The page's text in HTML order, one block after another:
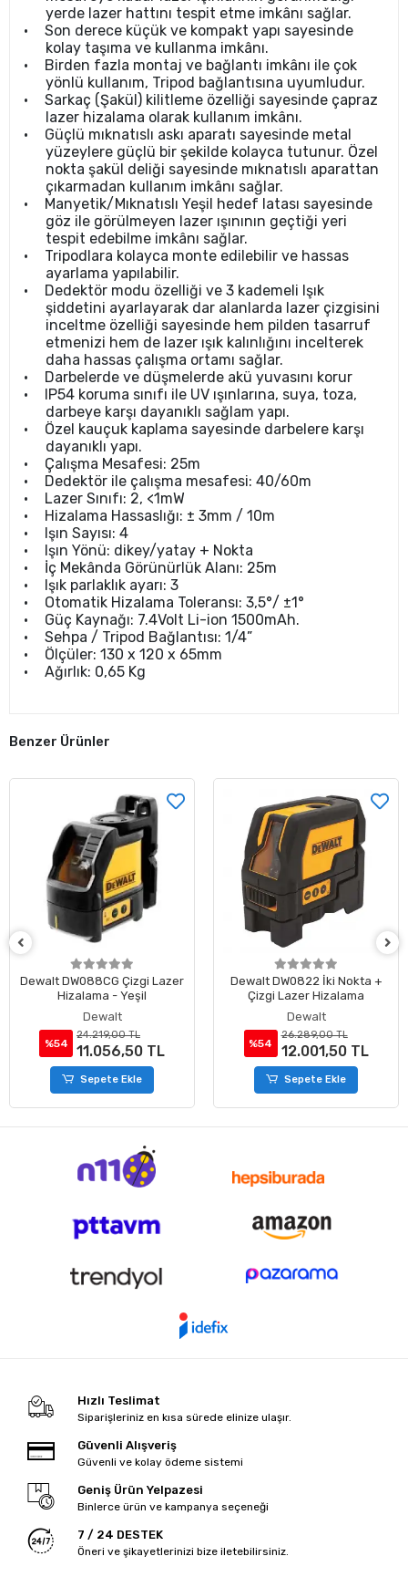
yerde lazer hattını tespit etme imkânı sağlar.
•
Son derece küçük ve kompakt yapı sayesinde
kolay taşıma ve kullanma imkânı.
•
Birden fazla montaj ve bağlantı imkânı ile çok
yönlü kullanım, Tripod bağlantısına uyumludur.
•
Sarkaç (Şakül) kilitleme özelliği sayesinde çapraz
lazer hizalama olarak kullanım imkânı.
•
Güçlü mıknatıslı askı aparatı sayesinde metal
yüzeylere güçlü bir şekilde kolayca tutunur. Özel
nokta şakül deliği sayesinde mıknatıslı aparattan
çıkarmadan kullanım imkânı sağlar.
•
Manyetik/Mıknatıslı Yeşil hedef latası sayesinde
göz ile görülmeyen lazer ışınının geçtiği yeri
tespit edebilme imkânı sağlar.
•
Tripodlara kolayca monte edilebilir ve hassas
ayarlama yapılabilir.
•
Dedektör modu özelliği ve 3 kademeli Işık
şiddetini ayarlayarak dar alanlarda lazer çizgisini
inceltme özelliği sayesinde hem pilden tasarruf
etmenizi hem de lazer ışık kalınlığını incelterek
daha hassas çalışma ortamı sağlar.
•
Darbelerde ve düşmelerde akü yuvasını korur
•
IP54 koruma sınıfı ile UV ışınlarına, suya, toza,
darbeye karşı dayanıklı sağlam yapı.
•
Özel kauçuk kaplama sayesinde darbelere karşı
dayanıklı yapı.
•
Çalışma Mesafesi: 25m
•
Dedektör ile çalışma mesafesi: 40/60m
•
Lazer Sınıfı: 2, <1mW
•
Hizalama Hassaslığı: ± 3mm / 10m
•
Işın Sayısı: 4
•
Işın Yönü: dikey/yatay + Nokta
•
İç Mekânda Görünürlük Alanı: 25m
•
Işık parlaklık ayarı: 3
•
Otomatik Hizalama Toleransı: 3,5°/ ±1°
•
Güç Kaynağı: 7.4Volt Li-ion 1500mAh.
•
Sehpa / Tripod Bağlantısı: 1/4”
•
Ölçüler: 130 x 120 x 65mm
•
Ağırlık: 0,65 Kg
Benzer Ürünler
Dewalt DW0822 İki Nokta +
Çizgi Lazer Hizalama
Dewalt
%54
26.289,00 TL
12.001,50 TL
Sepete Ekle
Kress KI201 70m Profesyonel
Çok Fonksiyonlu Lazer Metre
Kress
%9
5.833,80 TL
5.308,76 TL
Sepete Ekle
Hızlı Teslimat
Siparişleriniz en kısa sürede elinize ulaşır.
Güvenli Alışveriş
Güvenli ve kolay ödeme sistemi
Geniş Ürün Yelpazesi
Binlerce ürün ve kampanya seçeneği
7 / 24 DESTEK
Öneri ve şikayetlerinizi bize iletebilirsiniz.